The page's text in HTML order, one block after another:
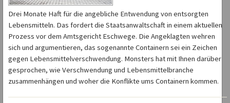
Drei Monate Haft für die angebliche Entwendung von entsorgten
Lebensmitteln. Das fordert die Staatsanwaltschaft in einem aktuellen
Prozess vor dem Amtsgericht Eschwege. Die Angeklagten wehren
sich und argumentieren, das sogenannte Containern sei ein Zeichen
gegen Lebensmittelverschwendung. Monsters hat mit Ihnen darüber
gesprochen, wie Verschwendung und Lebensmittelbranche
zusammenhängen und woher die Konflikte ums Containern kommen.